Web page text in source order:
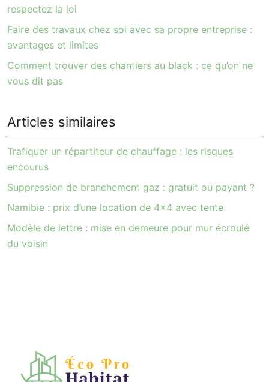
respectez la loi
Faire des travaux chez soi avec sa propre entreprise :
avantages et limites
Comment trouver des chantiers au black : ce qu’on ne
vous dit pas
Articles similaires
Trafiquer un répartiteur de chauffage : les risques
encourus
Suppression de branchement gaz : gratuit ou payant ?
Namibie : prix d’une location de 4×4 avec tente
Modèle de lettre : mise en demeure pour mur écroulé
du voisin